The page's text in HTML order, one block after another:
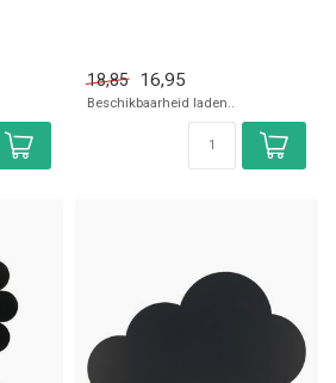
18,85 16,95
Beschikbaarheid laden..